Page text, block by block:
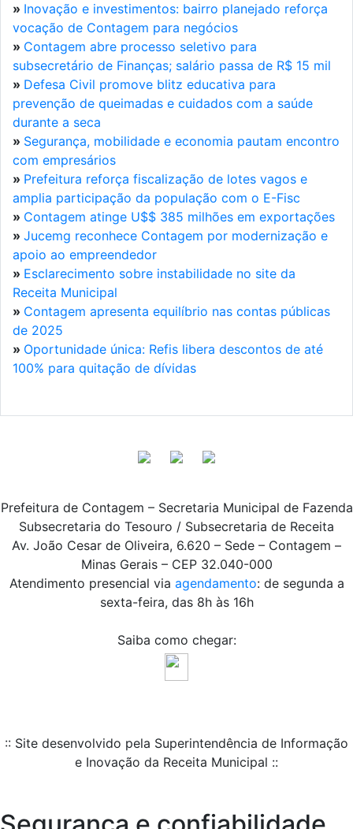
» Inovação e investimentos: bairro planejado reforça
vocação de Contagem para negócios
» Contagem abre processo seletivo para
subsecretário de Finanças; salário passa de R$ 15 mil
» Defesa Civil promove blitz educativa para
prevenção de queimadas e cuidados com a saúde
durante a seca
» Segurança, mobilidade e economia pautam encontro
com empresários
» Prefeitura reforça fiscalização de lotes vagos e
amplia participação da população com o E-Fisc
» Contagem atinge U$$ 385 milhões em exportações
» Jucemg reconhece Contagem por modernização e
apoio ao empreendedor
» Esclarecimento sobre instabilidade no site da
Receita Municipal
» Contagem apresenta equilíbrio nas contas públicas
de 2025
» Oportunidade única: Refis libera descontos de até
100% para quitação de dívidas
Prefeitura de Contagem – Secretaria Municipal de Fazenda
Subsecretaria do Tesouro / Subsecretaria de Receita
Av. João Cesar de Oliveira, 6.620 – Sede – Contagem –
Minas Gerais – CEP 32.040-000
Atendimento presencial via agendamento: de segunda a
sexta-feira, das 8h às 16h
Saiba como chegar:
:: Site desenvolvido pela Superintendência de Informação
e Inovação da Receita Municipal ::